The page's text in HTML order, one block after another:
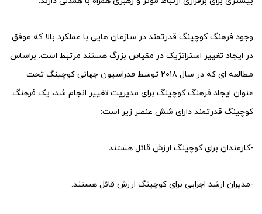
وجود فرهنگ کوچینگ قدرتمند در سازمان هایی با عملکرد بالا که موفق
در ایجاد تغییر استراتژیک در مقیاس بزرگ هستند مرتبط است. براساس
مطالعه ای که در سال ۲۰۱۸ توسط فدراسیون جهانی کوچینگ تحت
عنوان ایجاد فرهنگ کوچینگ برای مدیریت تغییر انجام شد،‌ یک فرهنگ
کوچینگ قدرتمند دارای شش عنصر زیر است:
-کارمندان برای کوچینگ ارزش قائل هستند.
-مدیران ارشد اجرایی برای کوچینگ ارزش قائل هستند.